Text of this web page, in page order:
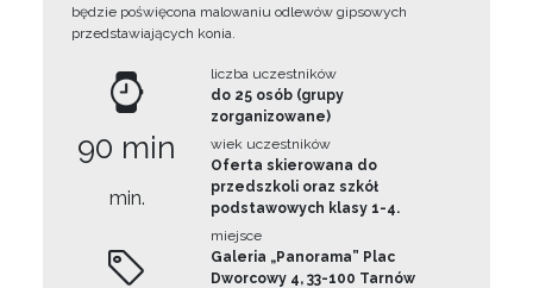
będzie poświęcona malowaniu odlewów gipsowych
przedstawiających konia.
90 min
min.
liczba uczestników
do 25 osób (grupy
zorganizowane)
wiek uczestników
Oferta skierowana do
przedszkoli oraz szkół
podstawowych klasy 1-4.
miejsce
Galeria „Panorama” Plac
Dworcowy 4, 33-100 Tarnów